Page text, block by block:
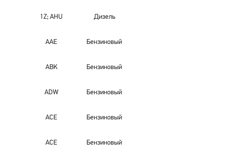
1Z; AHU Дизель
AAE Бензиновый
ABK Бензиновый
ADW Бензиновый
ACE Бензиновый
ACE Бензиновый